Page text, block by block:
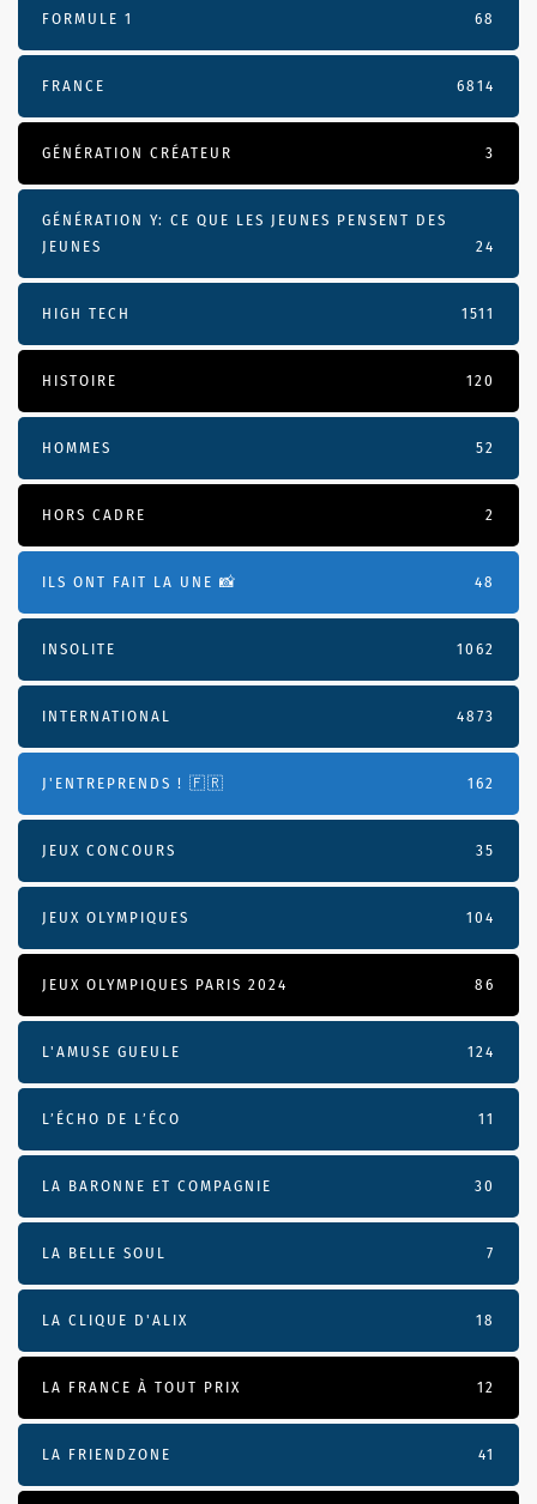
FORMULE 1 68
FRANCE 6814
GÉNÉRATION CRÉATEUR 3
GÉNÉRATION Y: CE QUE LES JEUNES PENSENT DES
JEUNES
24
HIGH TECH 1511
HISTOIRE 120
HOMMES 52
HORS CADRE 2
ILS ONT FAIT LA UNE 📸 48
INSOLITE 1062
INTERNATIONAL 4873
J'ENTREPRENDS ! 🇫🇷 162
JEUX CONCOURS 35
JEUX OLYMPIQUES 104
JEUX OLYMPIQUES PARIS 2024 86
L'AMUSE GUEULE 124
L’ÉCHO DE L’ÉCO 11
LA BARONNE ET COMPAGNIE 30
LA BELLE SOUL 7
LA CLIQUE D'ALIX 18
LA FRANCE À TOUT PRIX 12
LA FRIENDZONE 41